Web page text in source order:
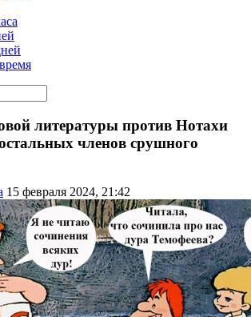
литературы против Нотахи
членов срушного
15 февраля 2024, 21:42